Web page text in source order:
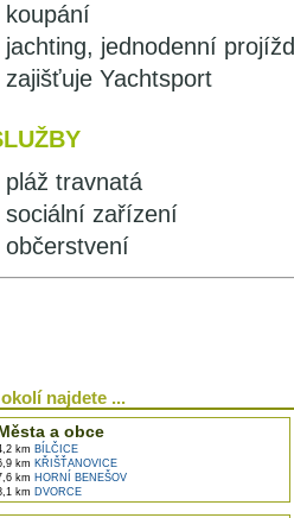
koupání
jachting, jednodenní
zajišťuje Yachtsport
pláž travnatá
sociální zařízení
občerstvení
najdete ...
a obce
km BÍLČICE
km KŘIŠŤANOVICE
km HORNÍ BENEŠOV
km DVORCE